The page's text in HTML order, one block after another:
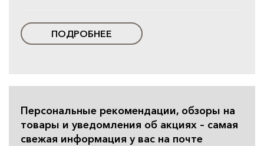
ПОДРОБНЕЕ
Персональные рекомендации, обзоры на
товары и уведомления об акциях – самая
свежая информация у вас на почте